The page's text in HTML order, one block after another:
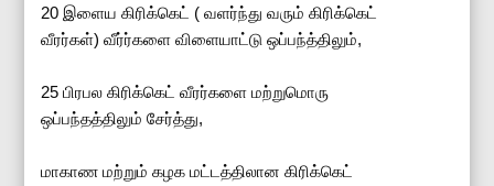
20 இளைய கிரிக்கெட் ( வளர்ந்து வரும் கிரிக்கெட்
வீரர்கள்) வீர்ர்களை விளையாட்டு ஒப்பந்த்திலும்,
25 பிரபல கிரிக்கெட் வீரர்களை மற்றுமொரு
ஒப்பந்தத்திலும் சேர்த்து,
மாகாண மற்றும் கழக மட்டத்திலான கிரிக்கெட்